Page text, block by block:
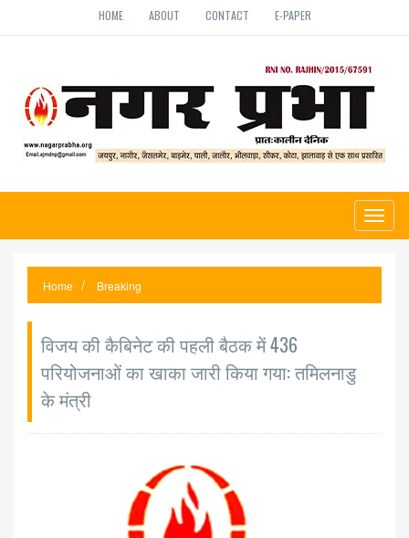
HOME ABOUT CONTACT E-PAPER
Home Breaking
विजय की कैबिनेट की पहली बैठक में 436
परियोजनाओं का खाका जारी किया गया: तमिलनाडु
के मंत्री